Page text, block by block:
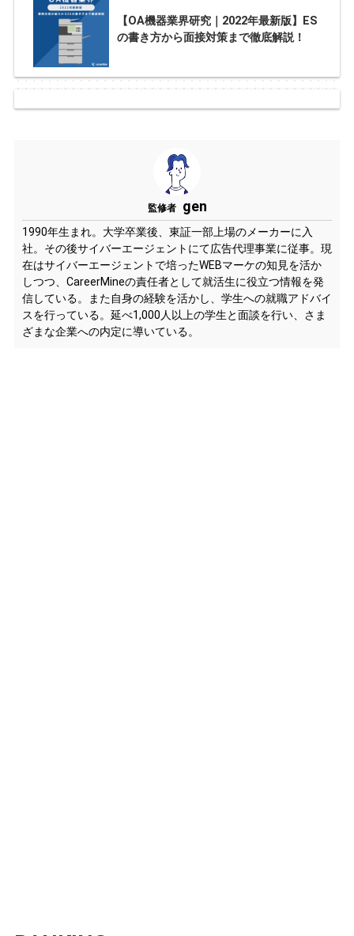
【OA機器業界研究｜2022年最新版】ES
の書き方から面接対策まで徹底解説！
監修者 gen
1990年生まれ。大学卒業後、東証一部上場のメーカーに入
社。その後サイバーエージェントにて広告代理事業に従事。現
在はサイバーエージェントで培ったWEBマーケの知見を活か
しつつ、CareerMineの責任者として就活生に役立つ情報を発
信している。また自身の経験を活かし、学生への就職アドバイ
スを行っている。延べ1,000人以上の学生と面談を行い、さま
ざまな企業への内定に導いている。